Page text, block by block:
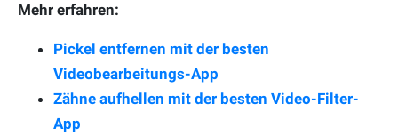
Mehr erfahren:
Pickel entfernen mit der besten
Videobearbeitungs-App
Zähne aufhellen mit der besten Video-Filter-
App